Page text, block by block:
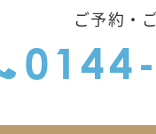
ご予約・